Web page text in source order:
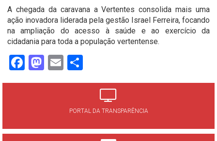
A chegada da caravana a Vertentes consolida mais uma
ação inovadora liderada pela gestão Israel Ferreira, focando
na ampliação do acesso à saúde e ao exercício da
cidadania para toda a população vertentense.
Facebook
Mastodon
Email
PORTAL DA TRANSPARÊNCIA